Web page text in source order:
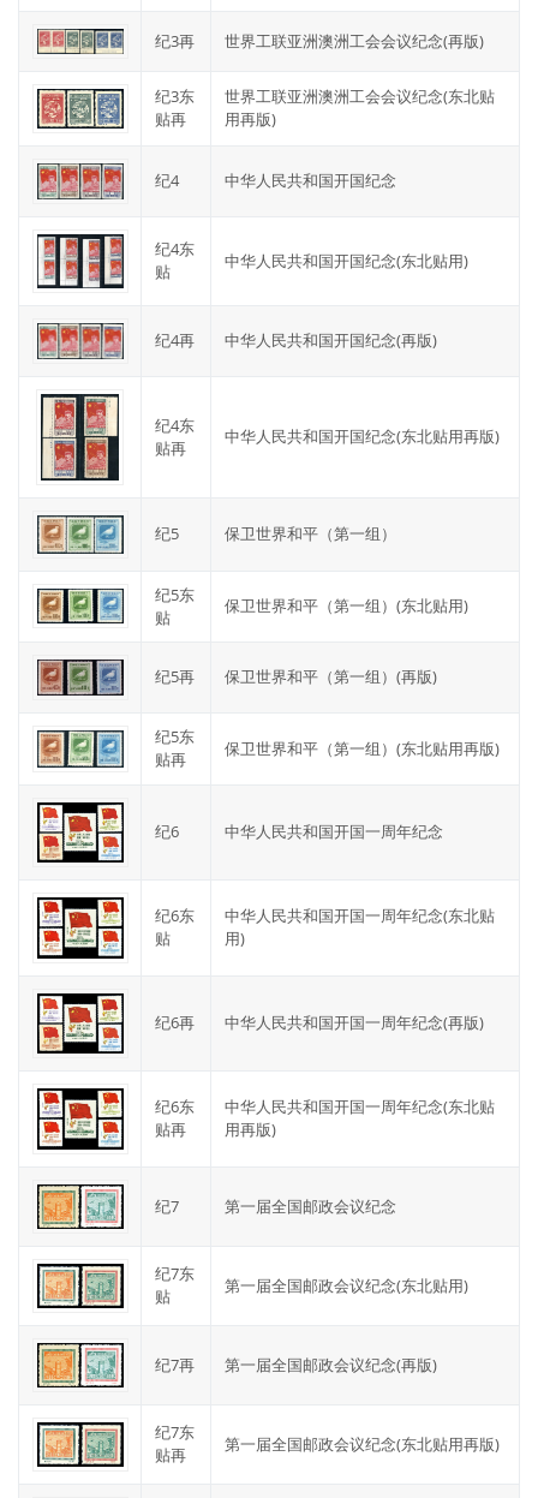
纪3再 世界工联亚洲澳洲工会会议纪念(再版)
纪3东
贴再
世界工联亚洲澳洲工会会议纪念(东北贴
用再版)
纪4 中华人民共和国开国纪念
纪4东
贴
中华人民共和国开国纪念(东北贴用)
纪4再 中华人民共和国开国纪念(再版)
纪4东
贴再
中华人民共和国开国纪念(东北贴用再版)
纪5 保卫世界和平（第一组）
纪5东
贴
保卫世界和平（第一组）(东北贴用)
纪5再 保卫世界和平（第一组）(再版)
纪5东
贴再
保卫世界和平（第一组）(东北贴用再版)
纪6 中华人民共和国开国一周年纪念
纪6东
贴
中华人民共和国开国一周年纪念(东北贴
用)
纪6再 中华人民共和国开国一周年纪念(再版)
纪6东
贴再
中华人民共和国开国一周年纪念(东北贴
用再版)
纪7 第一届全国邮政会议纪念
纪7东
贴
第一届全国邮政会议纪念(东北贴用)
纪7再 第一届全国邮政会议纪念(再版)
纪7东
贴再
第一届全国邮政会议纪念(东北贴用再版)